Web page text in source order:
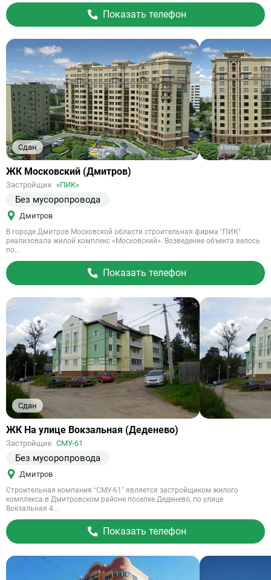
Показать телефон
Сдан
Ссылка
объект
ЖК Московский (Дмитров)
Застройщик «ПИК»
Без мусоропровода
Дмитров
В городе Дмитров Московской области строительная фирма "ПИК"
реализовала жилой комплекс «Московский». Возведение объекта велось
по...
Показать телефон
Сдан
Ссылка
объект
ЖК На улице Вокзальная (Деденево)
Застройщик СМУ-61
Без мусоропровода
Дмитров
Строительная компания “СМУ-61” является застройщиком жилого
комплекса в Дмитровском районе поселке Деденево, по улице
Вокзальная 4...
Показать телефон